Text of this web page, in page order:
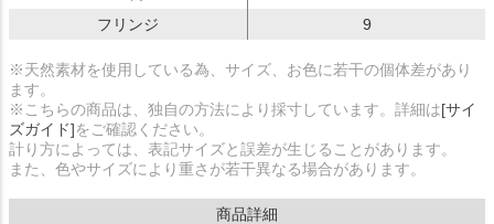
フリンジ
9
※天然素材を使用している為、サイズ、お色に若干の個体差があり
ます。
※こちらの商品は、独自の方法により採寸しています。詳細は[サイ
ズガイド]をご確認ください。
計り方によっては、表記サイズと誤差が生じることがあります。
また、色やサイズにより重さが若干異なる場合があります。
商品詳細